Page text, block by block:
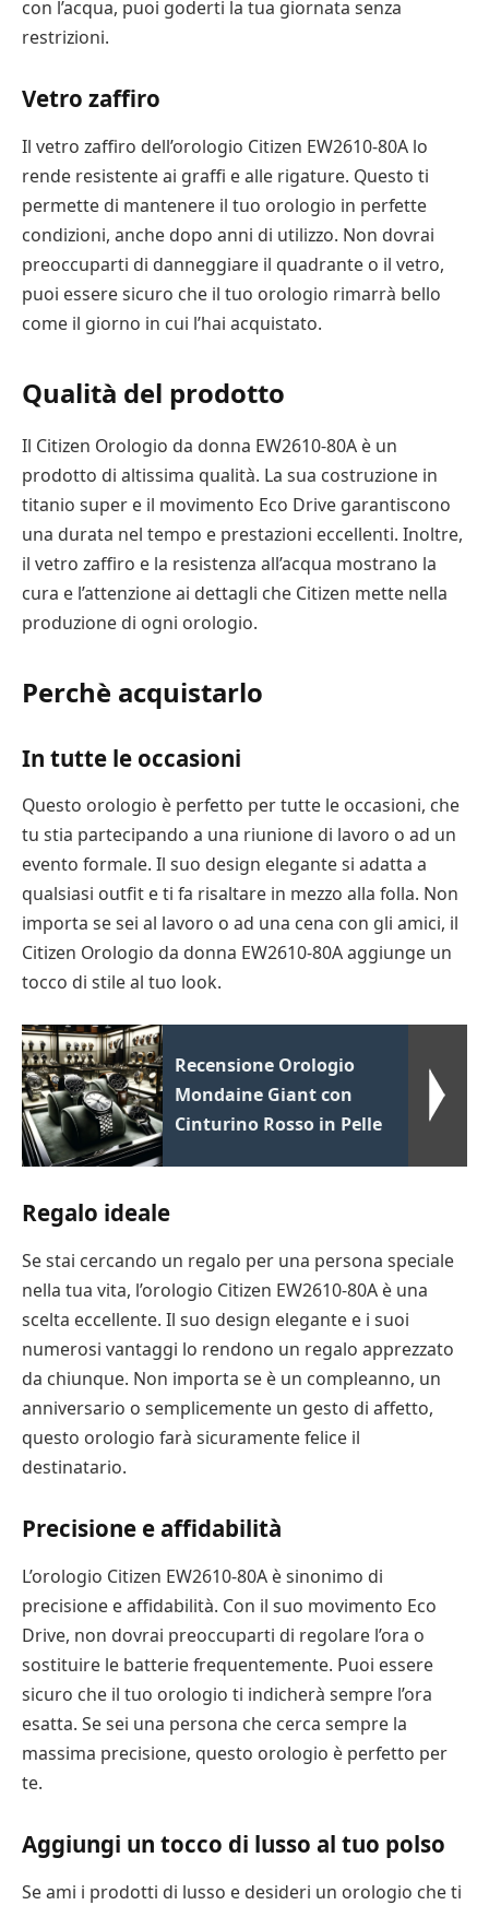
con l’acqua, puoi goderti la tua giornata senza
restrizioni.
Vetro zaffiro
Il vetro zaffiro dell’orologio Citizen EW2610-80A lo
rende resistente ai graffi e alle rigature. Questo ti
permette di mantenere il tuo orologio in perfette
condizioni, anche dopo anni di utilizzo. Non dovrai
preoccuparti di danneggiare il quadrante o il vetro,
puoi essere sicuro che il tuo orologio rimarrà bello
come il giorno in cui l’hai acquistato.
Qualità del prodotto
Il Citizen Orologio da donna EW2610-80A è un
prodotto di altissima qualità. La sua costruzione in
titanio super e il movimento Eco Drive garantiscono
una durata nel tempo e prestazioni eccellenti. Inoltre,
il vetro zaffiro e la resistenza all’acqua mostrano la
cura e l’attenzione ai dettagli che Citizen mette nella
produzione di ogni orologio.
Perchè acquistarlo
In tutte le occasioni
Questo orologio è perfetto per tutte le occasioni, che
tu stia partecipando a una riunione di lavoro o ad un
evento formale. Il suo design elegante si adatta a
qualsiasi outfit e ti fa risaltare in mezzo alla folla. Non
importa se sei al lavoro o ad una cena con gli amici, il
Citizen Orologio da donna EW2610-80A aggiunge un
tocco di stile al tuo look.
Recensione Orologio
Mondaine Giant con
Cinturino Rosso in Pelle
Regalo ideale
Se stai cercando un regalo per una persona speciale
nella tua vita, l’orologio Citizen EW2610-80A è una
scelta eccellente. Il suo design elegante e i suoi
numerosi vantaggi lo rendono un regalo apprezzato
da chiunque. Non importa se è un compleanno, un
anniversario o semplicemente un gesto di affetto,
questo orologio farà sicuramente felice il
destinatario.
Precisione e affidabilità
L’orologio Citizen EW2610-80A è sinonimo di
precisione e affidabilità. Con il suo movimento Eco
Drive, non dovrai preoccuparti di regolare l’ora o
sostituire le batterie frequentemente. Puoi essere
sicuro che il tuo orologio ti indicherà sempre l’ora
esatta. Se sei una persona che cerca sempre la
massima precisione, questo orologio è perfetto per
te.
Aggiungi un tocco di lusso al tuo polso
Se ami i prodotti di lusso e desideri un orologio che ti